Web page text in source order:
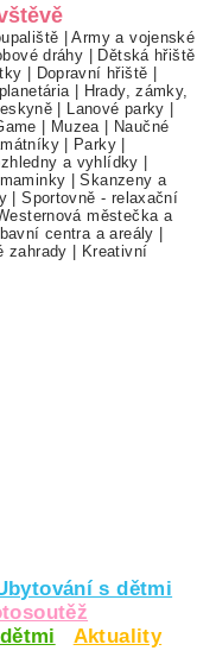
|Army a vojenské
dráhy
Dětská hřiště
Dopravní hřiště
|
Hrady, zámky,
Lanové parky
Muzea|
Naučné
| Parky
a vyhlídky
|Skanzeny a
|Sportovně - relaxační
městečka a
centra a areály
zahrady
Kreativní
s dětmi
Aktuality